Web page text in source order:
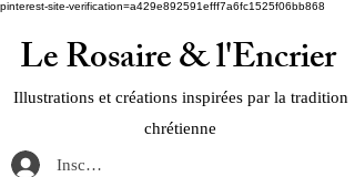
pinterest-site-verification=a429e892591efff7a6fc1525f06bb868
Le Rosaire & l'Encrier
Illustrations et créations inspirées par la tradition
chrétienne
Inscription / connection